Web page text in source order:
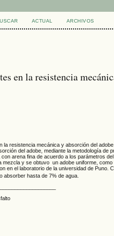
ACTUAL ARCHIVOS
en la resistencia
la resistencia mecánica y absorción del
del adobe, mediante la metodología de
arena fina de acuerdo a los parámetros
y se obtuvo un adobe uniforme,
en el laboratorio de la universidad de Puno.
absorber hasta de 7% de agua.